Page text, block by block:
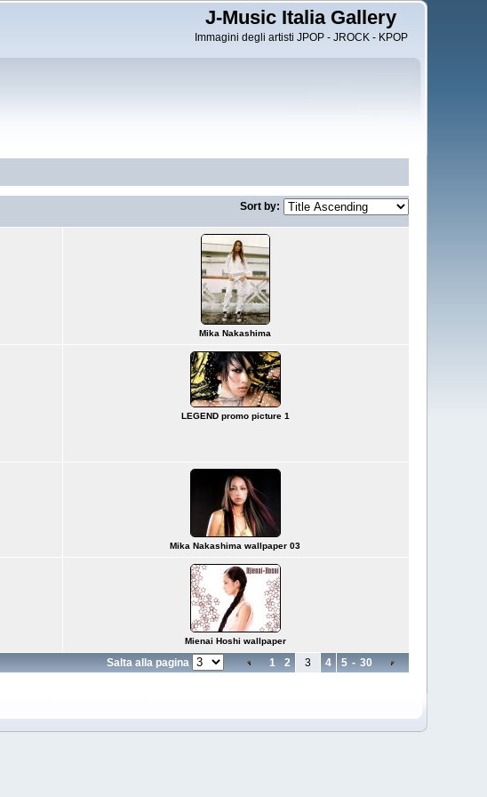
J-Music Italia Gallery
Immagini degli artisti JPOP - JROCK - KPOP
Sort by:
Mika Nakashima
LEGEND promo picture 1
Mika Nakashima wallpaper 03
Mienai Hoshi wallpaper
Salta alla pagina 1 2 3 4 5 - 30